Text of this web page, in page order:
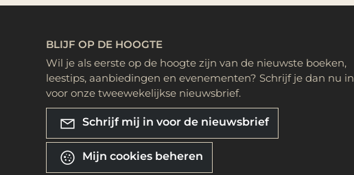
BLIJF OP DE HOOGTE
Wil je als eerste op de hoogte zijn van de nieuwste boeken,
leestips, aanbiedingen en evenementen? Schrijf je dan nu in
voor onze tweewekelijkse nieuwsbrief.
Schrijf mij in voor de nieuwsbrief
Mijn cookies beheren